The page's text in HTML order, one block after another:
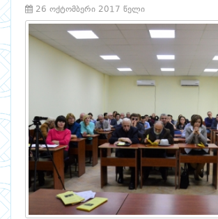
26 ოქტომბერი 2017 წელი